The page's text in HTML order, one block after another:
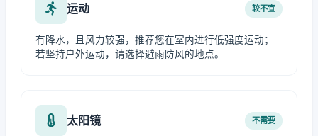
运动 较不宜
有降水，且风力较强，推荐您在室内进行低强度运动；
若坚持户外运动，请选择避雨防风的地点。
太阳镜 不需要